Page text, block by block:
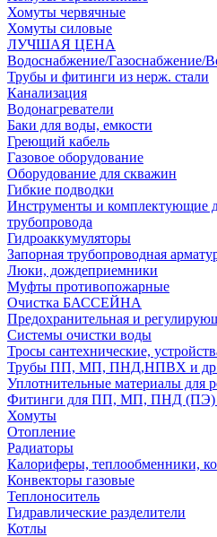
Хомуты червячные
Хомуты силовые
ЛУЧШАЯ ЦЕНА
Водоснабжение/Газоснабжение/
Трубы и фитинги из нерж. стали
Канализация
Водонагреватели
Баки для воды, емкости
Греющий кабель
Газовое оборудование
Оборудование для скважин
Гибкие подводки
Инструменты и комплектующие
трубопровода
Гидроаккумуляторы
Запорная трубопроводная
Люки, дождеприемники
Муфты противопожарные
Очистка БАССЕЙНА
Предохранительная и
Системы очистки воды
Тросы сантехнические,
Трубы ПП, МП, ПНД,НПВХ и
Уплотнительные материалы для
Фитинги для ПП, МП, ПНД (ПЭ)
Хомуты
Отопление
Радиаторы
Калориферы, теплообменники,
Конвекторы газовые
Теплоноситель
Гидравлические разделители
Котлы